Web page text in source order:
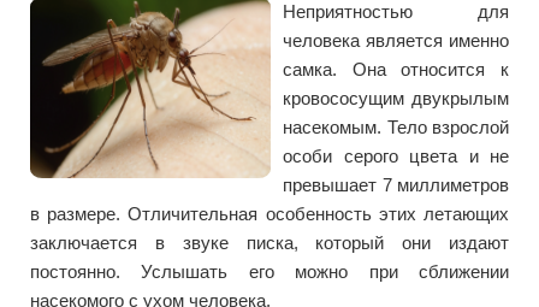
Неприятностью для
человека является именно
самка. Она относится к
кровососущим двукрылым
насекомым. Тело взрослой
особи серого цвета и не
превышает 7 миллиметров
в размере. Отличительная особенность этих летающих
заключается в звуке писка, который они издают
постоянно. Услышать его можно при сближении
насекомого с ухом человека.